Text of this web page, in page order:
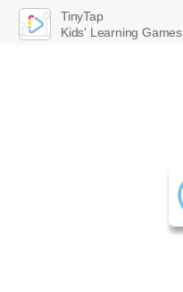
TinyTap
Kids' Learning Games